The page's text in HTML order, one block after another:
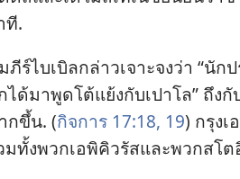
ที.
ภีร์​ไบเบิล​กล่าว​เจาะจง​ว่า “นั
ได้​มา​พูด​โต้​แย้ง​กับ​เปาโล” ถึง​
ก​ขึ้น. (กิจการ 17:18, 19) กรุง​
ม​ทั้ง​พวก​เอพิคิวรัส​และ​พวก​สโต